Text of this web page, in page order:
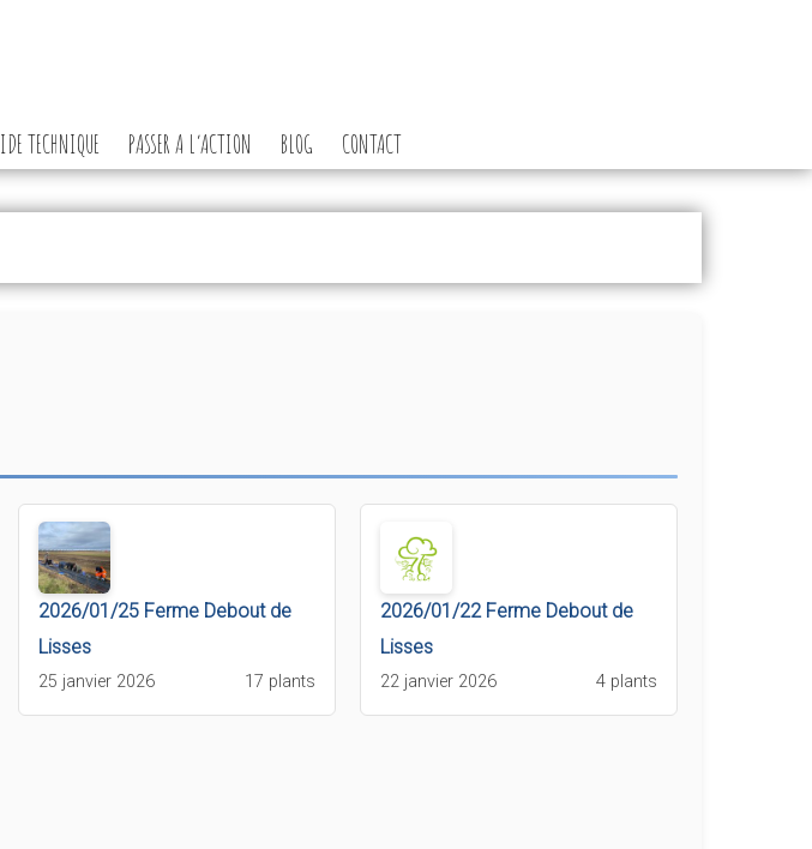
TECHNIQUE PASSER A L’ACTION BLOG CONTACT
2026/01/25 Ferme Debout de
Lisses
25 janvier 2026 17 plants
2026/01/22 Ferme Debout de
Lisses
22 janvier 2026 4 plants